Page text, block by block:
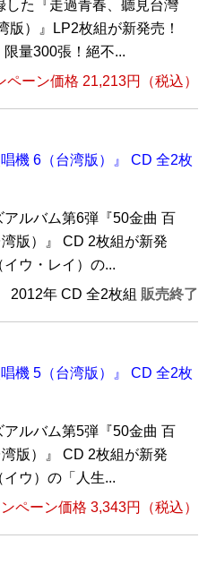
した『走過青春、聽見台灣
版）』LP2枚組が新発売！
量300張！絕不...
ペーン価格 21,213円（税込）
機 6（台湾版）』 CD 全2枚
ルバム第6弾『50金曲 百
版）』 CD 2枚組が新発
ウ・レイ）の...
2012年 CD 全2枚組 販売終了
機 5（台湾版）』 CD 全2枚
ルバム第5弾『50金曲 百
版）』 CD 2枚組が新発
ウ）の「人生...
ペーン価格 3,343円（税込）